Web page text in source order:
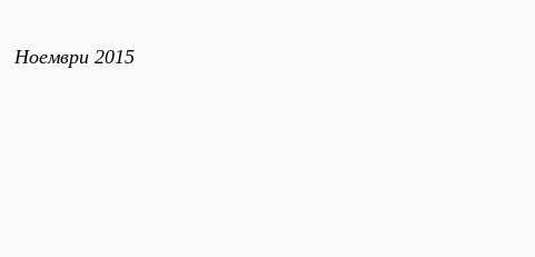
Ноември 2015